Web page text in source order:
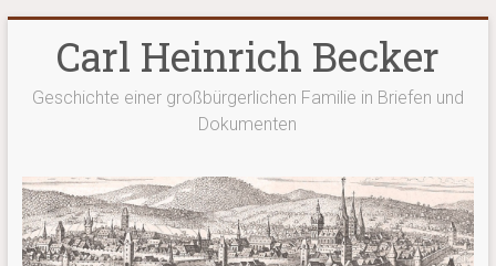
springenCarl Heinrich Becker
Geschichte einer großbürgerlichen Familie in Briefen und
Dokumenten